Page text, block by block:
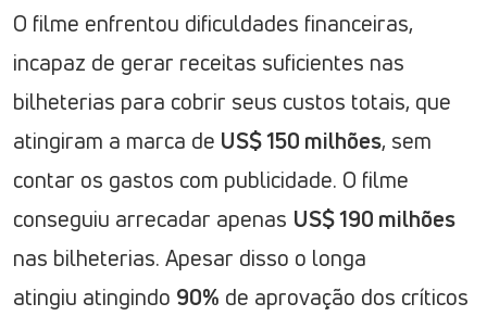
O filme enfrentou dificuldades financeiras,
incapaz de gerar receitas suficientes nas
bilheterias para cobrir seus custos totais, que
atingiram a marca de US$ 150 milhões, sem
contar os gastos com publicidade. O filme
conseguiu arrecadar apenas US$ 190 milhões
nas bilheterias. Apesar disso o longa
atingiu atingindo 90% de aprovação dos críticos